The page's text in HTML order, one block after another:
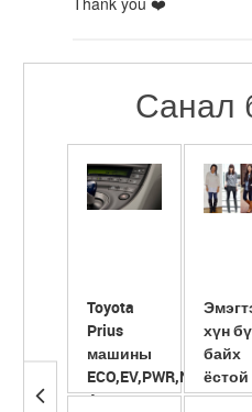
Санал
Toyota
Prius
машины
ECO,EV,PWR,NRL
4 горим
хүн
байх
ёстой